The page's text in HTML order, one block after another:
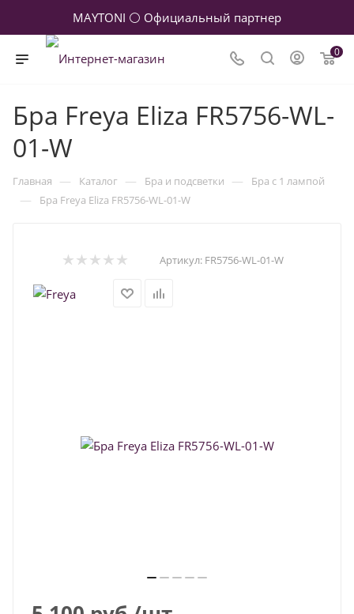
MAYTONI ⚪ Официальный партнер
0
Бра Freya Eliza FR5756-WL-
01-W
Главная — Каталог — Бра и подсветки — Бра с 1 лампой
— Бра Freya Eliza FR5756-WL-01-W
Артикул: FR5756-WL-01-W